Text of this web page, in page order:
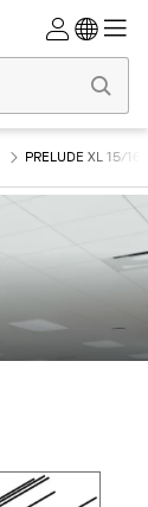
PRELUDE XL 15/